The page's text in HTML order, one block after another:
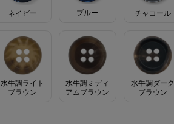
ネイビー ブルー チャコール
水牛調ライト
ブラウン
水牛調ミディ
アムブラウン
水牛調ダーク
ブラウン